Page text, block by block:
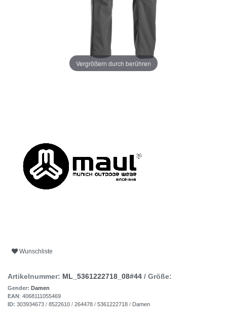
Vergrößern durch berühren
Wunschliste
Artikelnummer: ML_5361222718_08#44 / Größe:
Gender: Damen
EAN: 4068111055469
ID: 303934673 / 8522610 / 264478 / 5361222718 / Damen